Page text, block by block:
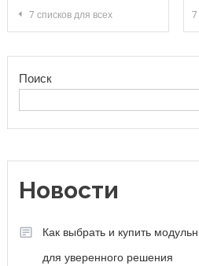
Навигация по
7 списков для всех
Поиск
Новости
Как выбрать и купить
для уверенного решения